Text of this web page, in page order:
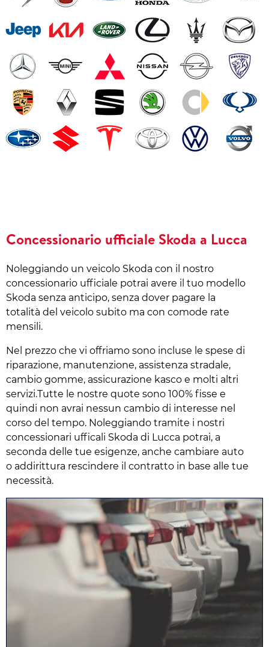
Concessionario ufficiale Skoda a Lucca
Noleggiando un veicolo Skoda con il nostro
concessionario ufficiale potrai avere il tuo modello
Skoda senza anticipo, senza dover pagare la
totalità del veicolo subito ma con comode rate
mensili.
Nel prezzo che vi offriamo sono incluse le spese di
riparazione, manutenzione, assistenza stradale,
cambio gomme, assicurazione kasco e molti altri
servizi.Tutte le nostre quote sono 100% fisse e
quindi non avrai nessun cambio di interesse nel
corso del tempo. Noleggiando tramite i nostri
concessionari ufficali Skoda di Lucca potrai, a
seconda delle tue esigenze, anche cambiare auto
o addirittura rescindere il contratto in base alle tue
necessità.